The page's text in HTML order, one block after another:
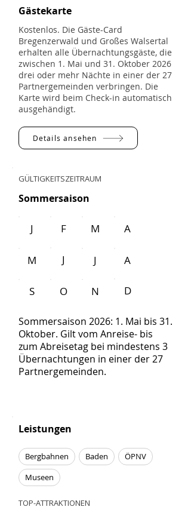
Gästekarte
Kostenlos. Die Gäste-Card
Bregenzerwald und Großes Walsertal
erhalten alle Übernachtungsgäste, die
zwischen 1. Mai und 31. Oktober 2026
drei oder mehr Nächte in einer der 27
Partnergemeinden verbringen. Die
Karte wird beim Check-in automatisch
ausgehändigt.
Details ansehen
GÜLTIGKEITSZEITRAUM
Sommersaison
J F M A
M J J A
S O N D
Sommersaison 2026: 1. Mai bis 31.
Oktober. Gilt vom Anreise- bis
zum Abreisetag bei mindestens 3
Übernachtungen in einer der 27
Partnergemeinden.
Leistungen
Bergbahnen Baden ÖPNV
Museen
TOP-ATTRAKTIONEN